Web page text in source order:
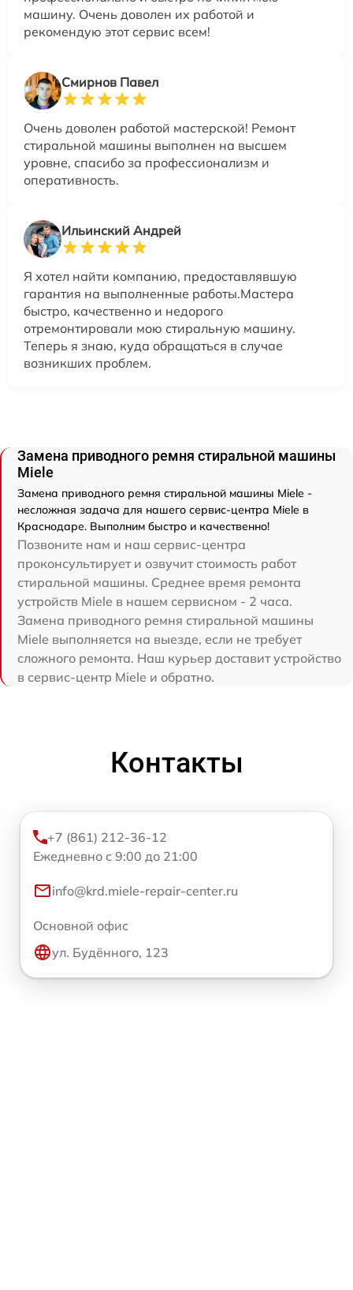
машину. Очень доволен их работой и
рекомендую этот сервис всем!
Смирнов Павел
Очень доволен работой мастерской! Ремонт
стиральной машины выполнен на высшем
уровне, спасибо за профессионализм и
оперативность.
Ильинский Андрей
Я хотел найти компанию, предоставлявшую
гарантия на выполненные работы.Мастера
быстро, качественно и недорого
отремонтировали мою стиральную машину.
Теперь я знаю, куда обращаться в случае
возникших проблем.
Замена приводного ремня стиральной машины
Miele
Замена приводного ремня стиральной машины Miele -
несложная задача для нашего сервис-центра Miele в
Краснодаре. Выполним быстро и качественно!
Позвоните нам и наш сервис-центра
проконсультирует и озвучит стоимость работ
стиральной машины. Среднее время ремонта
устройств Miele в нашем сервисном - 2 часа.
Замена приводного ремня стиральной машины
Miele выполняется на выезде, если не требует
сложного ремонта. Наш курьер доставит устройство
в сервис-центр Miele и обратно.
Контакты
+7 (861) 212-36-12
Ежедневно с 9:00 до 21:00
info@krd.miele-repair-center.ru
Основной офис
ул. Будённого, 123